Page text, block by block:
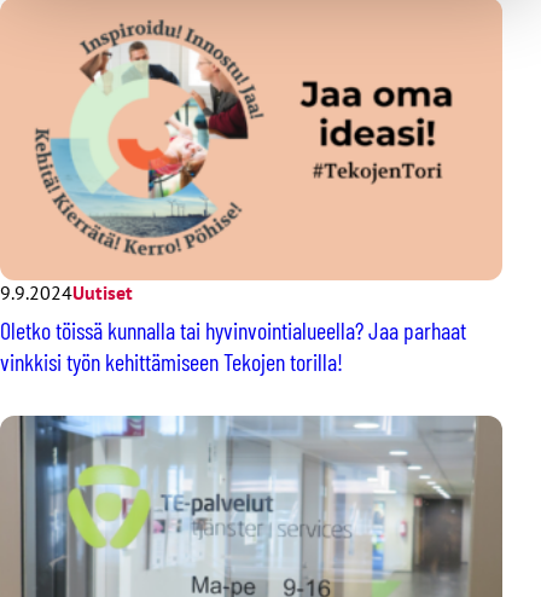
9.9.2024Uutiset
Oletko töissä kunnalla tai hyvinvointialueella? Jaa parhaat
vinkkisi työn kehittämiseen Tekojen torilla!